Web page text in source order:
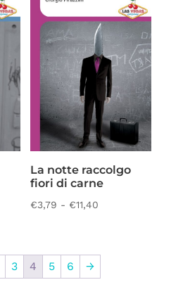
€3,79
a
€14,25
La notte raccolgo
fiori di carne
€3,79 - €11,40
da
€3,79
3 4 5 6 →